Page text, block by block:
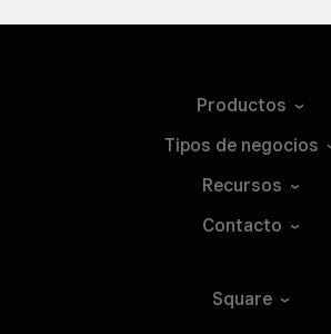
Productos
Tipos de negocios
Recursos
Contacto
Square